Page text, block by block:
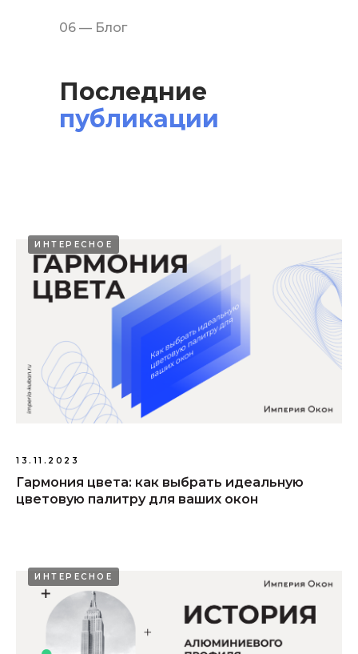
06 — Блог
Последние
публикации
ИНТЕРЕСНОЕ
13.11.2023
Гармония цвета: как выбрать идеальную
цветовую палитру для ваших окон
ИНТЕРЕСНОЕ